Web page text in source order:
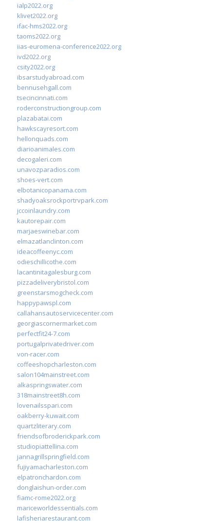
ialp2022.org
klivet2022.org
ifac-hms2022.org
taoms2022.org
iias-euromena-conference2022.org
ivd2022.org
csity2022.org
ibsarstudyabroad.com
bennusehgall.com
tsecincinnati.com
roderconstructiongroup.com
plazabatai.com
hawkscayresort.com
hellonquads.com
diarioanimales.com
decogaleri.com
unavozparadios.com
shoes-vert.com
elbotanicopanama.com
shadyoaksrockportrvpark.com
jccoinlaundry.com
kautorepair.com
marjaeswinebar.com
elmazatlanclinton.com
ideacoffeenyc.com
odieschillicothe.com
lacantinitagalesburg.com
pizzadeliverybristol.com
greenstarsmogcheck.com
happypawspl.com
callahansautoservicecenter.com
georgiascornermarket.com
perfectfit24-7.com
portugalprivatedriver.com
von-racer.com
coffeeshopcharleston.com
salon104mainstreet.com
alkaspringswater.com
318mainstreet8h.com
lovenailsspari.com
oakberry-kuwait.com
quartzliterary.com
friendsofbroderickpark.com
studiopiattellina.com
jannagrillspringfield.com
fujiyamacharleston.com
elpatronchardon.com
donglaishun-order.com
fiamc-rome2022.org
mariceworldessentials.com
lafisheriarestaurant.com